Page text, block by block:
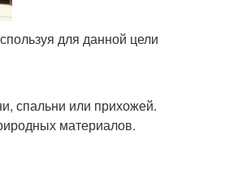
для данной цели
спальни или прихожей.
материалов.